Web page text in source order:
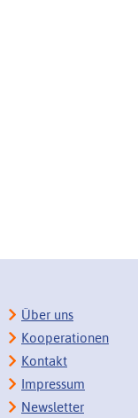
Über uns
Kooperationen
Kontakt
Impressum
Newsletter